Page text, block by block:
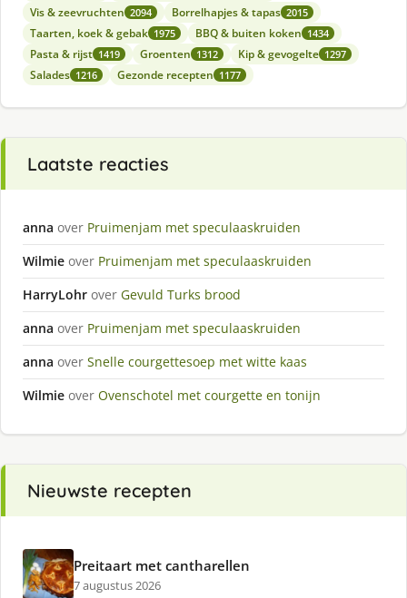
Vis & zeevruchten 2094 Borrelhapjes & tapas 2015
Taarten, koek & gebak 1975 BBQ & buiten koken 1434
Pasta & rijst 1419 Groenten 1312 Kip & gevogelte 1297
Salades 1216 Gezonde recepten 1177
Laatste reacties
anna over Pruimenjam met speculaaskruiden
Wilmie over Pruimenjam met speculaaskruiden
HarryLohr over Gevuld Turks brood
anna over Pruimenjam met speculaaskruiden
anna over Snelle courgettesoep met witte kaas
Wilmie over Ovenschotel met courgette en tonijn
Nieuwste recepten
Preitaart met cantharellen
7 augustus 2026